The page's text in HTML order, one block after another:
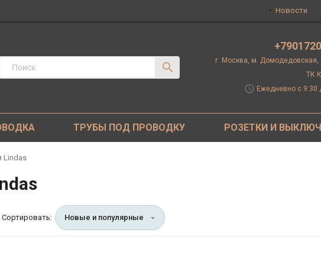
Новости
г. Москва, м.
ТК
schedule Ежедневно с 9:30
ТРУБЫ ПОД ПРОВОДКУ РОЗЕТКИ И
Lindas
Сортировать: Новые и популярные